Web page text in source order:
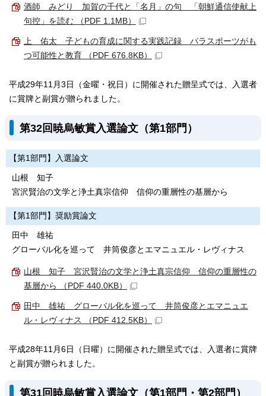
酒師 みどり 加賀の千代と「名月」の句 「朝鮮通信使献上
句控」を読む （PDF 1.1MB）
上 佑太 子どもの育成に関する実践記録 パラスポーツがも
つ可能性と教育 （PDF 676.8KB）
平成29年11月3日（金曜・祝日）に開催された贈呈式では、入選者
に賞牌と副賞が贈られました。
第32回暁烏敏賞入選論文（第1部門）
【第1部門】入選論文
山根 知子
宮沢賢治の文学と浄土真宗信仰 信仰の重層性の基層から
【第1部門】奨励賞論文
田中 雄祐
グローバル化を巡って 井筒俊彦とエマニュエル・レヴィナス
山根 知子 宮沢賢治の文学と浄土真宗信仰 信仰の重層性の
基層から （PDF 440.0KB）
田中 雄祐 グローバル化を巡って 井筒俊彦とエマニュエ
ル・レヴィナス （PDF 412.5KB）
平成28年11月6日（日曜）に開催された贈呈式では、入選者に賞牌
と副賞が贈られました。
第31回暁烏敏賞入選論文（第1部門・第2部門）